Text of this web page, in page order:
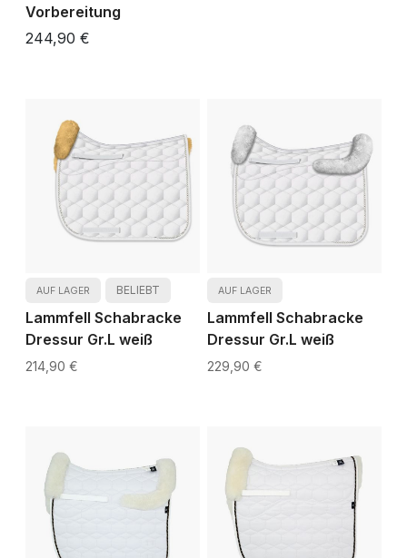
Vorbereitung
244,90 €
AUF LAGER BELIEBT
Lammfell Schabracke
Dressur Gr.L weiß
214,90 €
AUF LAGER
Lammfell Schabracke
Dressur Gr.L weiß
229,90 €